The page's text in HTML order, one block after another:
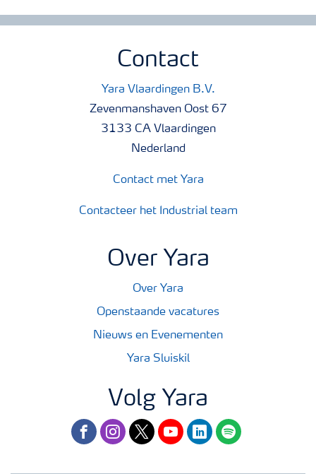
Contact
Yara Vlaardingen B.V.
Zevenmanshaven Oost 67
3133 CA Vlaardingen
Nederland
Contact met Yara
Contacteer het Industrial team
Over Yara
Over Yara
Openstaande vacatures
Nieuws en Evenementen
Yara Sluiskil
Volg Yara
facebookinstagram
twitteryoutubelinkedinspotify